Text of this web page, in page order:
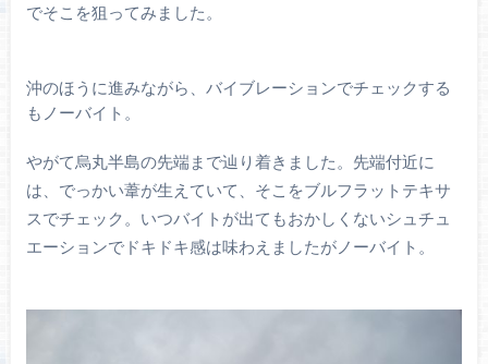
でそこを狙ってみました。
沖のほうに進みながら、バイブレーションでチェックする
もノーバイト。
やがて烏丸半島の先端まで辿り着きました。先端付近に
は、でっかい葦が生えていて、そこをブルフラットテキサ
スでチェック。いつバイトが出てもおかしくないシュチュ
エーションでドキドキ感は味わえましたがノーバイト。